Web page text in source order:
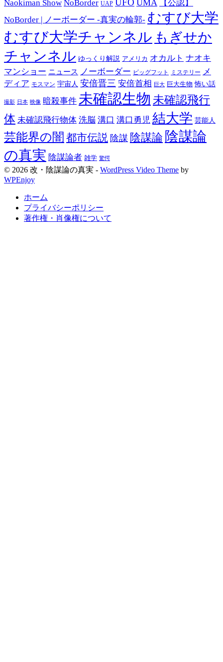
Naokiman Show NoBorder UAP UFO UMA
【公認】
NoBorder | ノーボーダー -真実の輪郭- むすび大学
むすび大学チャンネル もぎせか
チャンネル ゆっくり解説 アメリカ オカルト ナオキ
マンショー ニュース ノーボーダー ビッグフット ミステリー メ
ディア モスマン 宇宙人 安倍晋三 安倍首相 巨大 巨大生物 怖い話
撮影 日本 映像 暗殺事件 未確認生物 未確認飛行
体 未確認飛行物体 洗脳 溝口 溝口勇児 結大学 芸能人
芸能界の闇 都市伝説 陰謀 陰謀論 陰謀論
の真実 陰謀論者 雑学 驚愕
© 2026 改・陰謀論の真実 - WordPress Video Theme by
WPEnjoy
ホーム
プライバシーポリシー
著作権・肖像権について